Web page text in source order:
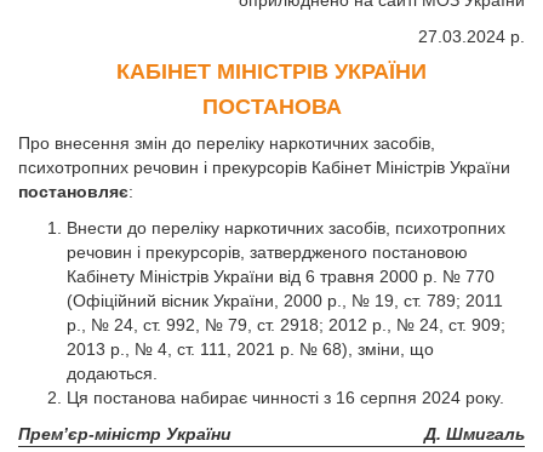
27.03.2024 р.
КАБІНЕТ МІНІСТРІВ УКРАЇНИ
ПОСТАНОВА
Про внесення змін до переліку наркотичних засобів,
психотропних речовин і прекурсорів Кабінет Міністрів України
постановляє:
Внести до переліку наркотичних засобів, психотропних
речовин і прекурсорів, затвердженого постановою
Кабінету Міністрів України від 6 травня 2000 р. № 770
(Офіційний вісник України, 2000 p., № 19, ст. 789; 2011
р., № 24, ст. 992, № 79, ст. 2918; 2012 р., № 24, ст. 909;
2013 р., № 4, ст. 111, 2021 р. № 68), зміни, що
додаються.
Ця постанова набирає чинності з 16 серпня 2024 року.
Прем’єр-міністр України
Д. Шмигаль